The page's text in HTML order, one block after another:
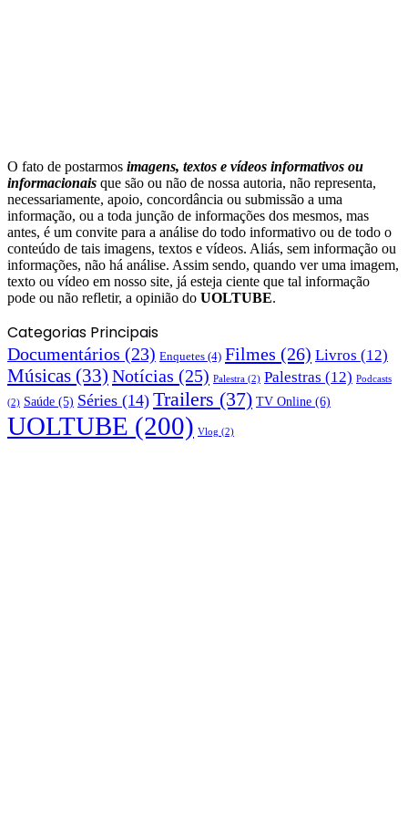
O fato de postarmos imagens, textos e vídeos informativos ou
informacionais que são ou não de nossa autoria, não representa,
necessariamente, apoio, concordância ou submissão a uma
informação, ou a toda junção de informações dos mesmos, mas
antes, é um convite para a análise do todo informativo ou de todo o
conteúdo de tais imagens, textos e vídeos. Aliás, sem informação ou
informações, não há análise. Assim sendo, quando ver uma imagem,
texto ou vídeo em nosso site, já esteja ciente que tal informação
pode ou não refletir, a opinião do UOLTUBE.
Categorias Principais
Documentários (23) Enquetes (4) Filmes (26) Livros (12)
Músicas (33) Notícias (25) Palestra (2) Palestras (12) Podcasts
(2) Saúde (5) Séries (14) Trailers (37) TV Online (6)
UOLTUBE (200) Vlog (2)